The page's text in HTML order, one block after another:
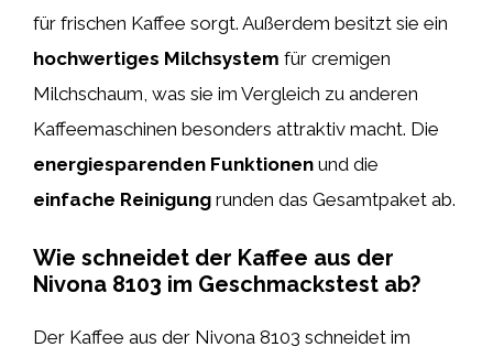
für frischen Kaffee sorgt. Außerdem besitzt sie ein
hochwertiges Milchsystem für cremigen
Milchschaum, was sie im Vergleich zu anderen
Kaffeemaschinen besonders attraktiv macht. Die
energiesparenden Funktionen und die
einfache Reinigung runden das Gesamtpaket ab.
Wie schneidet der Kaffee aus der
Nivona 8103 im Geschmackstest ab?
Der Kaffee aus der Nivona 8103 schneidet im